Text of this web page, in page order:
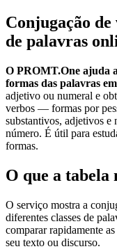
Conjugação de
de palavras
O PROMT.One ajuda
formas das palavras
adjetivo ou numeral e
verbos — formas por
substantivos, adjetivos
número. É útil para
formas.
O que a tabela
O serviço mostra a
diferentes classes de
comparar rapidamente
seu texto ou discurso.